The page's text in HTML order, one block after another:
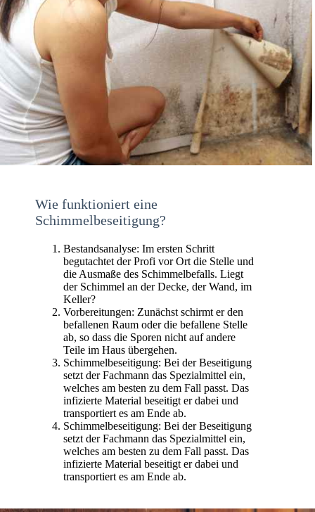
Wie funktioniert eine
Schimmelbeseitigung?
Bestandsanalyse: Im ersten Schritt
begutachtet der Profi vor Ort die Stelle und
die Ausmaße des Schimmelbefalls. Liegt
der Schimmel an der Decke, der Wand, im
Keller?
Vorbereitungen: Zunächst schirmt er den
befallenen Raum oder die befallene Stelle
ab, so dass die Sporen nicht auf andere
Teile im Haus übergehen.
Schimmelbeseitigung: Bei der Beseitigung
setzt der Fachmann das Spezialmittel ein,
welches am besten zu dem Fall passt. Das
infizierte Material beseitigt er dabei und
transportiert es am Ende ab.
Schimmelbeseitigung: Bei der Beseitigung
setzt der Fachmann das Spezialmittel ein,
welches am besten zu dem Fall passt. Das
infizierte Material beseitigt er dabei und
transportiert es am Ende ab.